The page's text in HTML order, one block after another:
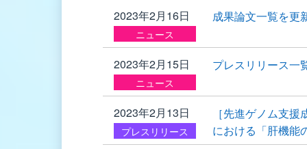
2023年2月16日
ニュース
成果論文一覧を更
2023年2月15日
ニュース
プレスリリース一
2023年2月13日
プレスリリース
［先進ゲノム支
における「肝機能